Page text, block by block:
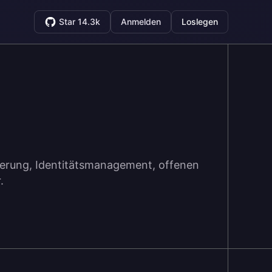
Star 14.3k Anmelden Loslegen
Identitätsmanagement, offenen